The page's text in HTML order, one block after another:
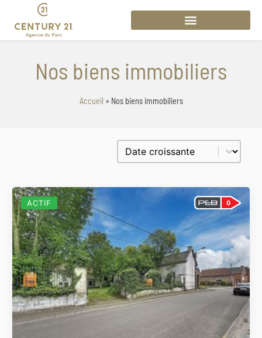
Nos biens immobiliers
Accueil » Nos biens immobiliers
Trier par prix
Trier le contenu
ACTIF